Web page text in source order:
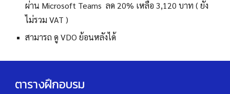
ผ่าน Microsoft Teams ลด 20% เหลือ 3,120 บาท ( ยัง
ไม่รวม VAT )
สามารถ ดู VDO ย้อนหลังได้
ตารางฝึกอบรม